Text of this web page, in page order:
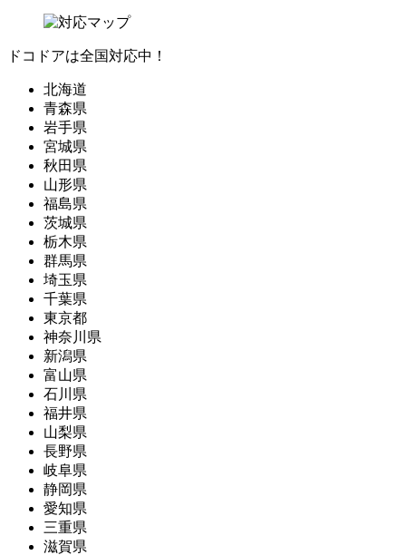
ドコドアは全国対応中！
北海道
青森県
岩手県
宮城県
秋田県
山形県
福島県
茨城県
栃木県
群馬県
埼玉県
千葉県
東京都
神奈川県
新潟県
富山県
石川県
福井県
山梨県
長野県
岐阜県
静岡県
愛知県
三重県
滋賀県